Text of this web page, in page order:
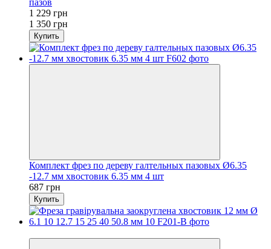
1 229 грн
1 350 грн
Купить
Комплект фрез по дереву галтельных пазовых Ø6.35
-12.7 мм хвостовик 6.35 мм 4 шт
687 грн
Купить